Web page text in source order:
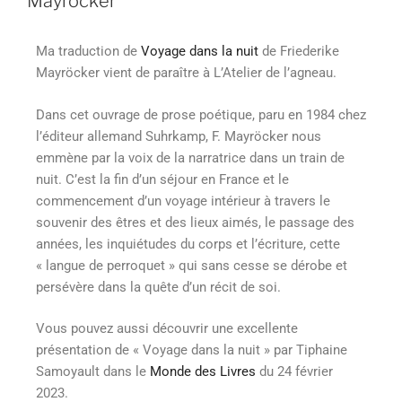
Ma traduction de Voyage dans la nuit de Friederike
Mayröcker vient de paraître à L’Atelier de l’agneau.
Dans cet ouvrage de prose poétique, paru en 1984 chez
l’éditeur allemand Suhrkamp, F. Mayröcker nous
emmène par la voix de la narratrice dans un train de
nuit. C’est la fin d’un séjour en France et le
commencement d’un voyage intérieur à travers le
souvenir des êtres et des lieux aimés, le passage des
années, les inquiétudes du corps et l’écriture, cette
« langue de perroquet » qui sans cesse se dérobe et
persévère dans la quête d’un récit de soi.
Vous pouvez aussi découvrir une excellente
présentation de « Voyage dans la nuit » par Tiphaine
Samoyault dans le Monde des Livres du 24 février
2023.